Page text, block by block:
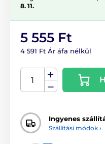
8. 11.
5 555 Ft
4 591 Ft Ár áfa nélkül
Ingyenes
Szállítási módok ›